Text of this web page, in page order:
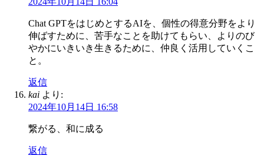
Chat GPTをはじめとするAIを、個性の得意分野をより
伸ばすために、苦手なことを助けてもらい、よりのび
やかにいきいき生きるために、仲良く活用していくこ
と。
返信
kai より:
2024年10月14日 16:58
繋がる、和に成る
返信